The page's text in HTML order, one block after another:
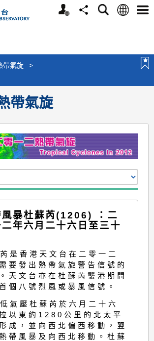
個
分
搜
語
選
帶氣旋
>
帶氣旋
風暴杜蘇芮(1206) ：二
年六月二十六日至三十
是香港天文台在二零一二
要發出熱帶氣旋警告信號的
天文台亦在杜蘇芮襲港期間
個八號烈風或暴風信號。
氣壓杜蘇芮於六月二十六
以東約1280公里的北太平
成，並向西北偏西移動，翌
帶風暴及向西北移動。杜蘇